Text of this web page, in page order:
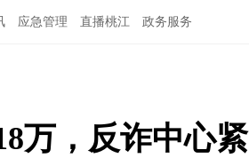
应急管理 直播桃江 政务服务
万，反诈中心紧